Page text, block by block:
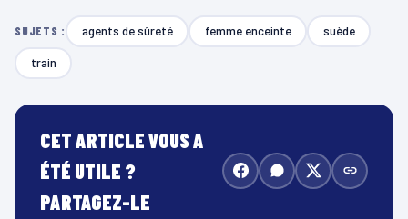
SUJETS : agents de sûreté femme enceinte suède
train
CET ARTICLE VOUS A
ÉTÉ UTILE ?
PARTAGEZ-LE